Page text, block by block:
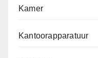
Kamer
Kantoorapparatuur